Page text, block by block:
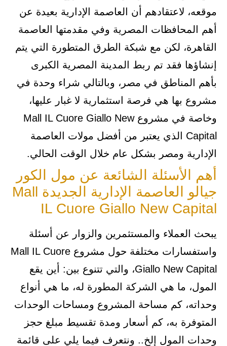
موقعه، لاعتقادهم أن العاصمة الإدارية بعيدة عن
أهم المحافظات المصرية وفي مقدمتها العاصمة
القاهرة، لكن مع شبكة الطرق المتطورة التي يتم
إنشاؤها فقد تم ربط المدينة المصرية الكبرى
بأهم المناطق في مصر، وبالتالي شراء وحدة في
مشروع بها هي فرصة استثمارية لا غبار عليها،
وخاصة في مشروع Mall IL Cuore Giallo New
Capital الذي يعتبر من أفضل مولات العاصمة
الإدارية ومصر بشكل عام خلال الوقت الحالي.
أهم الأسئلة الشائعة عن مول الكور
جيالو العاصمة الإدارية الجديدة Mall
IL Cuore Giallo New Capital
يبحث العملاء والمستثمرين والزوار عن أسئلة
واستفسارات مختلفة حول مشروع Mall IL Cuore
Giallo New Capital، والتي تتنوع بين: أين يقع
المول، ما هي الشركة المطورة له، ما هي أنواع
وحداته، كم مساحة المشروع ومساحات الوحدات
المتوفرة به، كم أسعار ومدة تقسيط مبلغ حجز
وحدات المول إلخ.. ونتعرف فيما يلي على قائمة